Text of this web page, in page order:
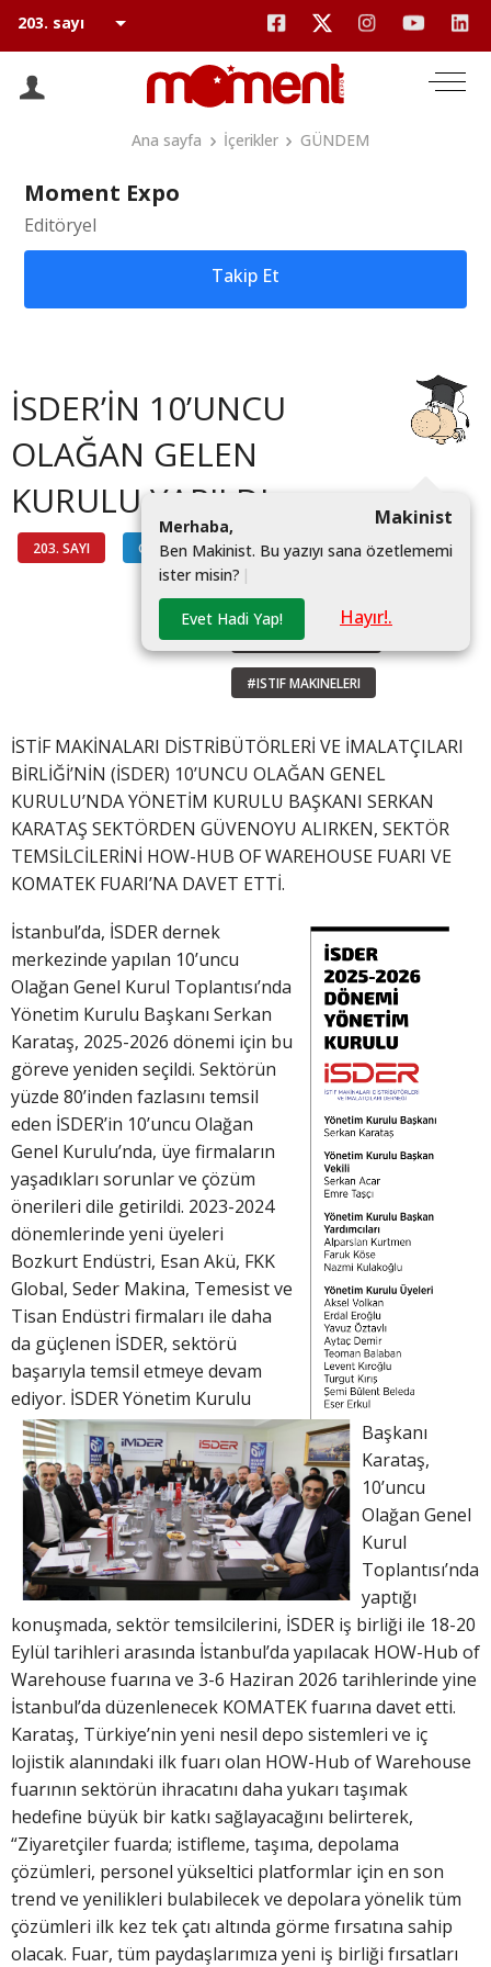
Ana sayfa İçerikler GÜNDEM
Moment Expo
Editöryel
Takip Et
İSDER’İN 10’UNCU
OLAĞAN GELEN
KURULU YAPILDI
203. SAYI GÜNDEM #ISDER
#SERKAN KARATAŞ
#ISTIF MAKINELERI
Makinist
Merhaba,
Ben Makinist. Bu yazıyı sana özetlememi
ister misin? |
Evet Hadi Yap! Hayır!.
İSTİF MAKİNALARI DİSTRİBÜTÖRLERİ VE İMALATÇILARI
BİRLİĞİ’NİN (İSDER) 10’UNCU OLAĞAN GENEL
KURULU’NDA YÖNETİM KURULU BAŞKANI SERKAN
KARATAŞ SEKTÖRDEN GÜVENOYU ALIRKEN, SEKTÖR
TEMSİLCİLERİNİ HOW-HUB OF WAREHOUSE FUARI VE
KOMATEK FUARI’NA DAVET ETTİ.
İstanbul’da, İSDER dernek
merkezinde yapılan 10’uncu
Olağan Genel Kurul Toplantısı’nda
Yönetim Kurulu Başkanı Serkan
Karataş, 2025-2026 dönemi için bu
göreve yeniden seçildi. Sektörün
yüzde 80’inden fazlasını temsil
eden İSDER’in 10’uncu Olağan
Genel Kurulu’nda, üye firmaların
yaşadıkları sorunlar ve çözüm
önerileri dile getirildi. 2023-2024
dönemlerinde yeni üyeleri
Bozkurt Endüstri, Esan Akü, FKK
Global, Seder Makina, Temesist ve
Tisan Endüstri firmaları ile daha
da güçlenen İSDER, sektörü
başarıyla temsil etmeye devam
ediyor. İSDER Yönetim Kurulu
Başkanı
Karataş,
10’uncu
Olağan Genel
Kurul
Toplantısı’nda
yaptığı
konuşmada, sektör temsilcilerini, İSDER iş birliği ile 18-20
Eylül tarihleri arasında İstanbul’da yapılacak HOW-Hub of
Warehouse fuarına ve 3-6 Haziran 2026 tarihlerinde yine
İstanbul’da düzenlenecek KOMATEK fuarına davet etti.
Karataş, Türkiye’nin yeni nesil depo sistemleri ve iç
lojistik alanındaki ilk fuarı olan HOW-Hub of Warehouse
fuarının sektörün ihracatını daha yukarı taşımak
hedefine büyük bir katkı sağlayacağını belirterek,
“Ziyaretçiler fuarda; istifleme, taşıma, depolama
çözümleri, personel yükseltici platformlar için en son
trend ve yenilikleri bulabilecek ve depolara yönelik tüm
çözümleri ilk kez tek çatı altında görme fırsatına sahip
olacak. Fuar, tüm paydaşlarımıza yeni iş birliği fırsatları